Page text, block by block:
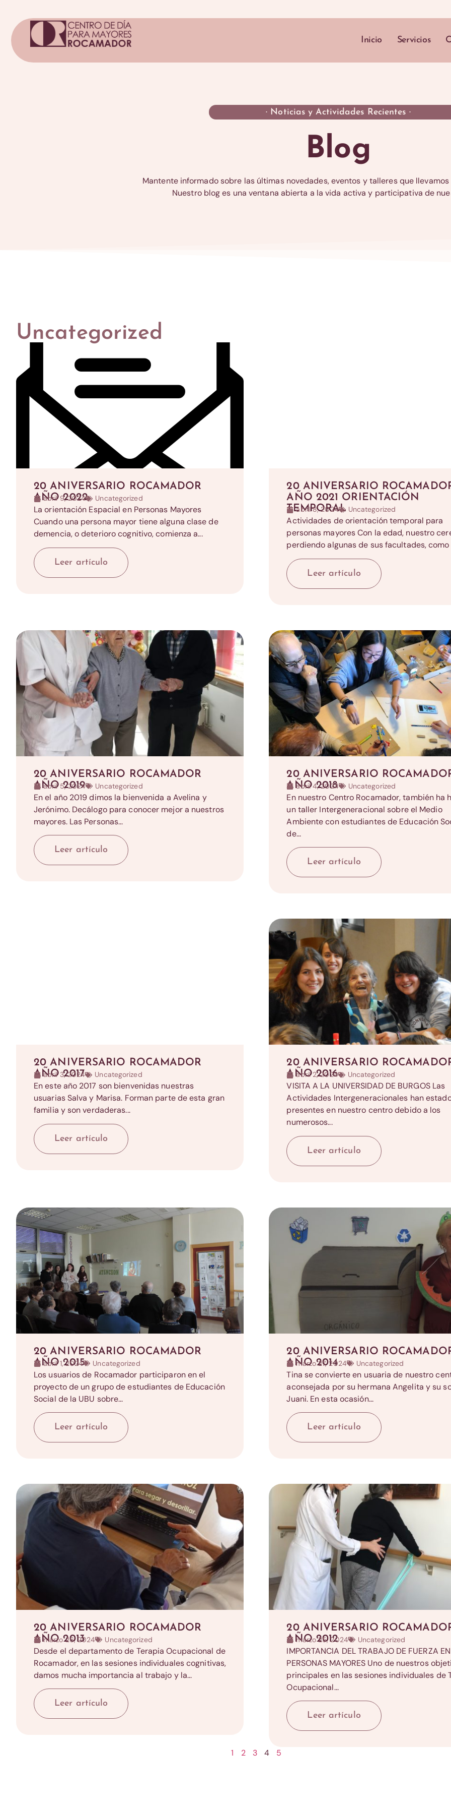
Inicio Servicios
· Noticias y Actividades Recientes ·
Blog
Mantente informado sobre las últimas novedades, eventos y talleres que llevamos
Nuestro blog es una ventana abierta a la vida activa y participativa de
Uncategorized
20 ANIVERSARIO ROCAMADOR
AÑO 2022
abril 9, 2024 Uncategorized
La orientación Espacial en Personas Mayores
Cuando una persona mayor tiene alguna clase de
demencia, o deterioro cognitivo, comienza a...
Leer artículo
20 ANIVERSARIO
AÑO 2021 ORIENTACIÓN
TEMPORAL
abril 8, 2024 Uncategorized
Actividades de orientación temporal para
personas mayores Con la edad, nuestro
perdiendo algunas de sus facultades, como
Leer artículo
20 ANIVERSARIO ROCAMADOR
AÑO 2019
abril 5, 2024 Uncategorized
En el año 2019 dimos la bienvenida a Avelina y
Jerónimo. Decálogo para conocer mejor a nuestros
mayores. Las Personas...
Leer artículo
20 ANIVERSARIO
AÑO 2018
abril 4, 2024 Uncategorized
En nuestro Centro Rocamador, también ha
un taller Intergeneracional sobre el Medio
Ambiente con estudiantes de Educación
de...
Leer artículo
20 ANIVERSARIO ROCAMADOR
AÑO 2017
abril 3, 2024 Uncategorized
En este año 2017 son bienvenidas nuestras
usuarias Salva y Marisa. Forman parte de esta gran
familia y son verdaderas...
Leer artículo
20 ANIVERSARIO
AÑO 2016
abril 2, 2024 Uncategorized
VISITA A LA UNIVERSIDAD DE BURGOS Las
Actividades Intergeneracionales han
presentes en nuestro centro debido a los
numerosos...
Leer artículo
20 ANIVERSARIO ROCAMADOR
AÑO 2015
abril 1, 2024 Uncategorized
Los usuarios de Rocamador participaron en el
proyecto de un grupo de estudiantes de Educación
Social de la UBU sobre...
Leer artículo
20 ANIVERSARIO
AÑO 2014
marzo 27, 2024 Uncategorized
Tina se convierte en usuaria de nuestro
aconsejada por su hermana Angelita y su
Juani. En esta ocasión...
Leer artículo
20 ANIVERSARIO ROCAMADOR
AÑO 2013
marzo 26, 2024 Uncategorized
Desde el departamento de Terapia Ocupacional de
Rocamador, en las sesiones individuales cognitivas,
damos mucha importancia al trabajo y la...
Leer artículo
20 ANIVERSARIO
AÑO 2012
marzo 25, 2024 Uncategorized
IMPORTANCIA DEL TRABAJO DE FUERZA EN
PERSONAS MAYORES Uno de nuestros
principales en las sesiones individuales de
Ocupacional...
Leer artículo
1 2 3 4 5